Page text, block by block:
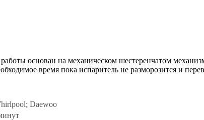
основан на механическом шестеренчатом
время пока испаритель не разморозится и
Daewoo